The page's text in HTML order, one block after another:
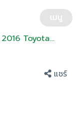
เมนู
2016 Toyota
แชร์